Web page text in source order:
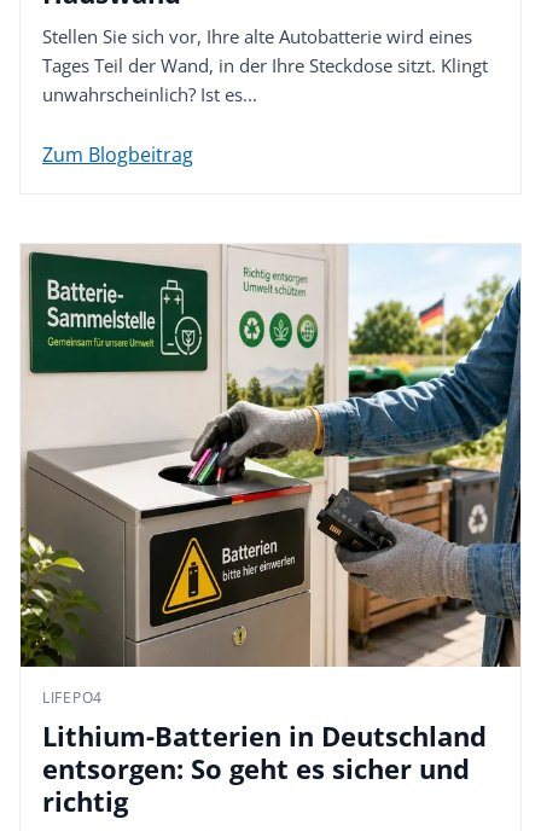
Stellen Sie sich vor, Ihre alte Autobatterie wird eines
Tages Teil der Wand, in der Ihre Steckdose sitzt. Klingt
unwahrscheinlich? Ist es...
Zum Blogbeitrag
LIFEPO4
Lithium-Batterien in Deutschland
entsorgen: So geht es sicher und
richtig